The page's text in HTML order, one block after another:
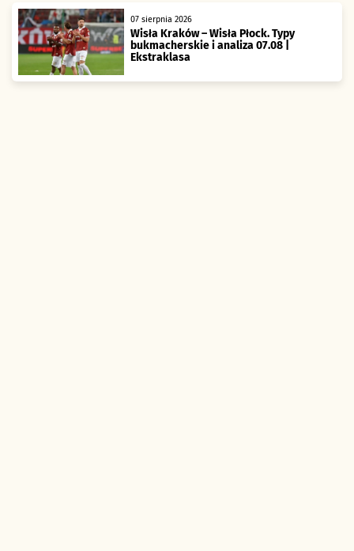
07 sierpnia 2026
Wisła Kraków – Wisła Płock. Typy
bukmacherskie i analiza 07.08 |
Ekstraklasa